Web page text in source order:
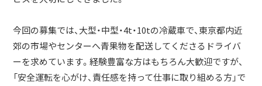
今回の募集では、大型・中型・4t・10tの冷蔵車で、東京都内近
郊の市場やセンターへ青果物を配送してくださるドライバ
ーを求めています。経験豊富な方はもちろん大歓迎ですが、
「安全運転を心がけ、責任感を持って仕事に取り組める方」で